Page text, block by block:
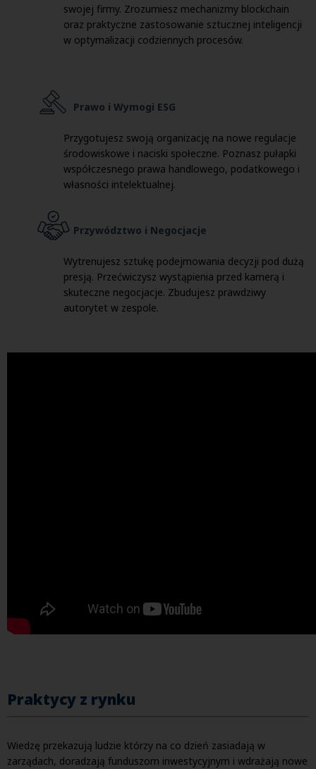
swojej firmy. Zrozumiesz mechanizmy blockchain
oraz praktyczne zastosowanie sztucznej inteligencji
w optymalizacji codziennych procesów.
Prawo i Wymogi ESG
Przygotujesz swoją organizację na nowe regulacje
środowiskowe i naciski społeczne. Poznasz pułapki
współczesnego prawa handlowego, podatkowego i
własności intelektualnej.
Przywództwo i Negocjacje
Wytrenujesz sztukę podejmowania decyzji pod dużą
presją. Przećwiczysz wystąpienia przed kamerą i
skuteczne negocjacje. Zbudujesz prawdziwy
autorytet w zespole.
Praktycy z rynku
Wiedzę przekazują ludzie którzy na co dzień zasiadają w
zarządach, doradzają funduszom inwestycyjnym i wdrażają nowe